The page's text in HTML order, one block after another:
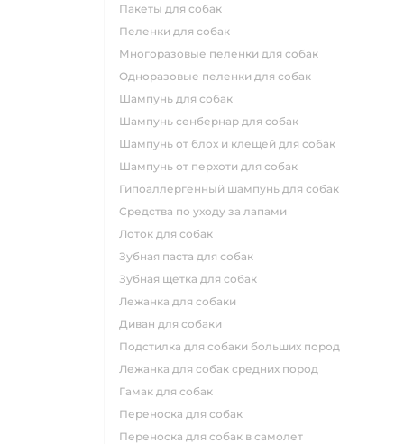
пакеты для собак
пеленки для собак
многоразовые пеленки для собак
одноразовые пеленки для собак
шампунь для собак
шампунь сенбернар для собак
шампунь от блох и клещей для собак
шампунь от перхоти для собак
гипоаллергенный шампунь для собак
средства по уходу за лапами
лоток для собак
зубная паста для собак
зубная щетка для собак
лежанка для собаки
диван для собаки
подстилка для собаки больших пород
лежанка для собак средних пород
гамак для собак
переноска для собак
переноска для собак в самолет